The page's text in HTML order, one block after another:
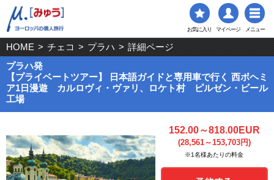
お気に入り マイページ メニュー
HOME > チェコ > プラハ > 詳細ページ
プラハ発
【プライベートツアー】 日本語ガイドと専用車で行く 西ボヘミ
ア1日漫遊 カルロヴィ・ヴァリ、ロケト村 ピルゼン・ビール
工場
152.00～818.00EUR
(28,561～153,703円)
※1名様あたりの料金